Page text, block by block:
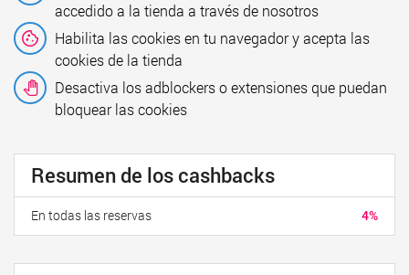
accedido a la tienda a través de nosotros
Habilita las cookies en tu navegador y acepta las
cookies de la tienda
Desactiva los adblockers o extensiones que puedan
bloquear las cookies
Resumen de los cashbacks
4%
En todas las reservas